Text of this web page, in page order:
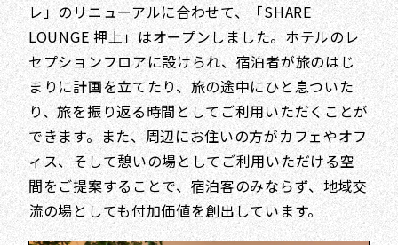
レ」のリニューアルに合わせて、「SHARE
LOUNGE 押上」はオープンしました。ホテルのレ
セプションフロアに設けられ、宿泊者が旅のはじ
まりに計画を立てたり、旅の途中にひと息ついた
り、旅を振り返る時間としてご利用いただくことが
できます。また、周辺にお住いの方がカフェやオフ
ィス、そして憩いの場としてご利用いただける空
間をご提案することで、宿泊客のみならず、地域交
流の場としても付加価値を創出しています。